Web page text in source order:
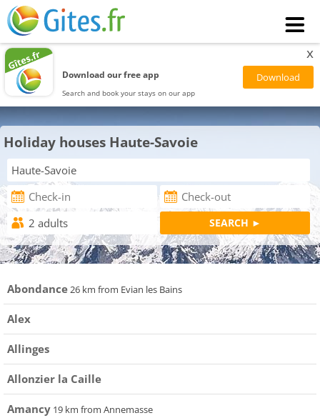
Download our free app
Search and book your stays on our app
x
Holiday houses Haute-Savoie
Abondance26 km from Evian les Bains
Alex
Allinges
Allonzier la Caille
Amancy 19 km from Annemasse